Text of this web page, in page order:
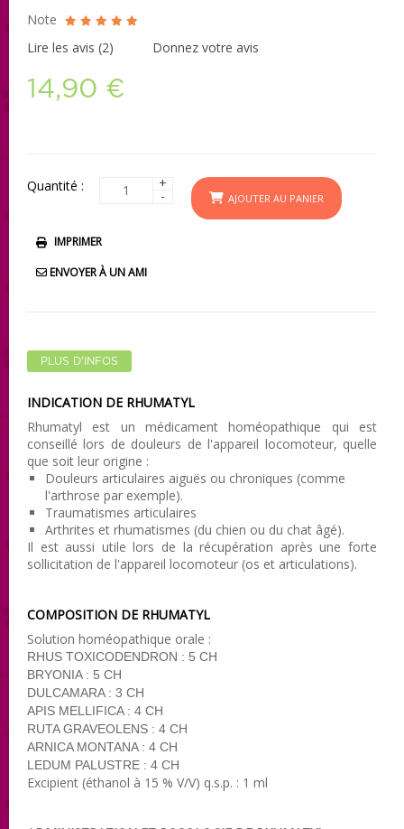
Note
Lire les avis (2) Donnez votre avis
14,90 €
Quantité : +
- AJOUTER AU PANIER
IMPRIMER
ENVOYER À UN AMI
PLUS D'INFOS
INDICATION DE RHUMATYL
Rhumatyl est un médicament homéopathique qui est
conseillé lors de douleurs de l'appareil locomoteur, quelle
que soit leur origine :
Douleurs articulaires aiguës ou chroniques (comme
l'arthrose par exemple).
Traumatismes articulaires
Arthrites et rhumatismes (du chien ou du chat âgé).
Il est aussi utile lors de la récupération après une forte
sollicitation de l'appareil locomoteur (os et articulations).
COMPOSITION DE RHUMATYL
Solution homéopathique orale :
RHUS TOXICODENDRON : 5 CH
BRYONIA : 5 CH
DULCAMARA : 3 CH
APIS MELLIFICA : 4 CH
RUTA GRAVEOLENS : 4 CH
ARNICA MONTANA : 4 CH
LEDUM PALUSTRE : 4 CH
Excipient (éthanol à 15 % V/V) q.s.p. : 1 ml